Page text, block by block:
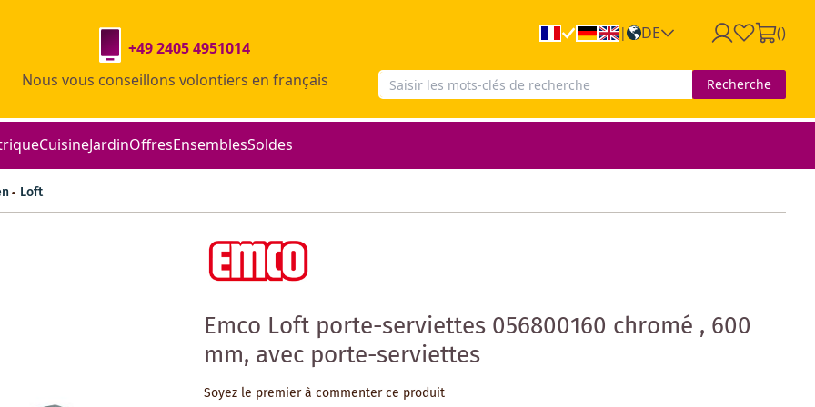
| DE ()
+49 2405 4951014
Nous vous conseillons volontiers en français
Recherche
CuisineJardinOffresEnsemblesSoldes
Loft
Emco Loft porte-serviettes 056800160 chromé , 600
mm, avec porte-serviettes
Soyez le premier à commenter ce produit